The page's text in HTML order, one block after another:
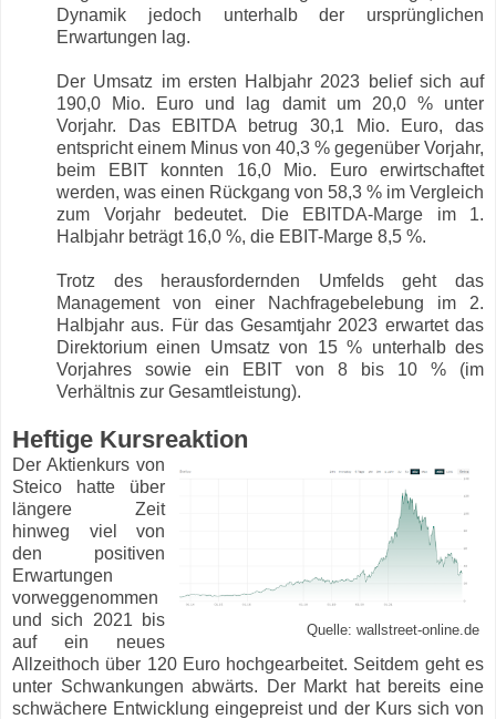
Dynamik jedoch unterhalb der ursprünglichen
Erwartungen lag.
Der Umsatz im ersten Halbjahr 2023 belief sich auf
190,0 Mio. Euro und lag damit um 20,0 % unter
Vorjahr. Das EBITDA betrug 30,1 Mio. Euro, das
entspricht einem Minus von 40,3 % gegenüber Vorjahr,
beim EBIT konnten 16,0 Mio. Euro erwirtschaftet
werden, was einen Rückgang von 58,3 % im Vergleich
zum Vorjahr bedeutet. Die EBITDA-Marge im 1.
Halbjahr beträgt 16,0 %, die EBIT-Marge 8,5 %.
Trotz des herausfordernden Umfelds geht das
Management von einer Nachfragebelebung im 2.
Halbjahr aus. Für das Gesamtjahr 2023 erwartet das
Direktorium einen Umsatz von 15 % unterhalb des
Vorjahres sowie ein EBIT von 8 bis 10 % (im
Verhältnis zur Gesamtleistung).
Heftige Kursreaktion
Quelle: wallstreet-online.de
Der Aktienkurs von
Steico hatte über
längere Zeit
hinweg viel von
den positiven
Erwartungen
vorweggenommen
und sich 2021 bis
auf ein neues
Allzeithoch über 120 Euro hochgearbeitet. Seitdem geht es
unter Schwankungen abwärts. Der Markt hat bereits eine
schwächere Entwicklung eingepreist und der Kurs sich von